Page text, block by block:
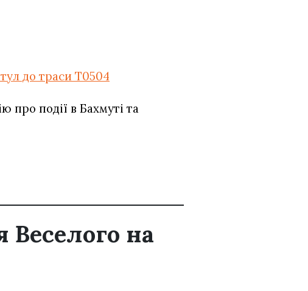
до траси T0504
про події в Бахмуті та
Веселого на